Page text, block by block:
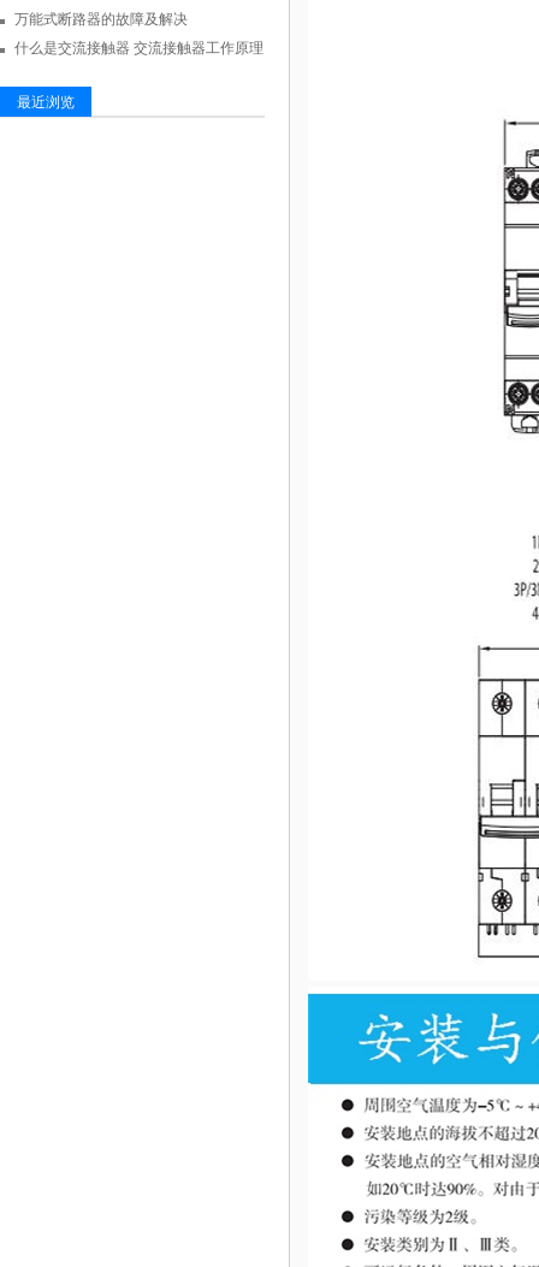
万能式断路器的故障及解决
什么是交流接触器 交流接触器工作原理
最近浏览